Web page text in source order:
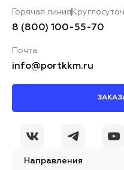
Направления
Горячая линия
8 (800) 100-55-70
Почта
info@portkkm.ru